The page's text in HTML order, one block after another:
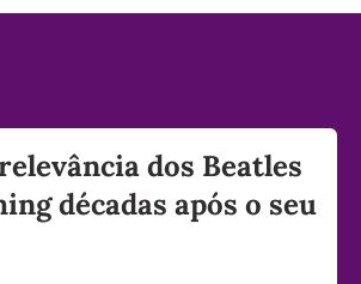
dos Beatles
décadas após o seu